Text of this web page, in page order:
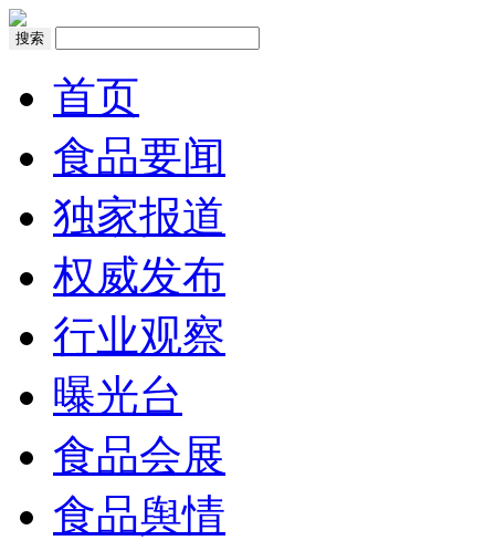
搜索
首页
食品要闻
独家报道
权威发布
行业观察
曝光台
食品会展
食品舆情